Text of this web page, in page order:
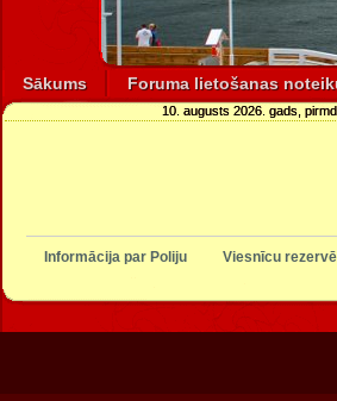
Sākums Foruma lietošanas
10. augusts 2026. gads,
Informācija par Poliju Viesnīcu